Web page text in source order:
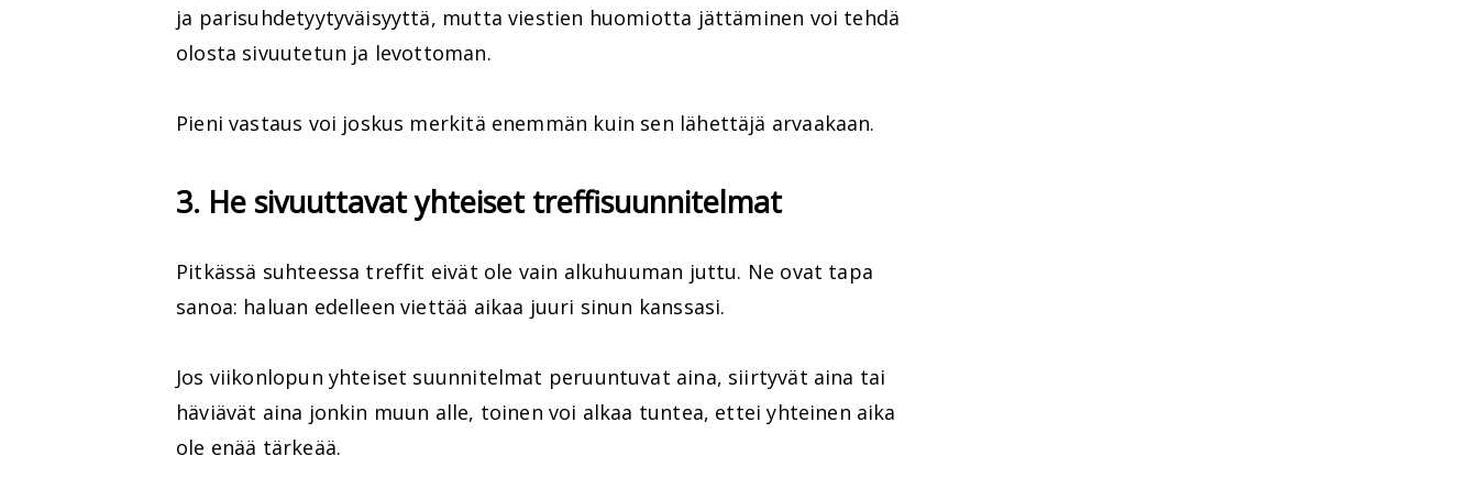
ja parisuhdetyytyväisyyttä, mutta viestien huomiotta jättäminen voi tehdä
olosta sivuutetun ja levottoman.
Pieni vastaus voi joskus merkitä enemmän kuin sen lähettäjä arvaakaan.
3. He sivuuttavat yhteiset treffisuunnitelmat
Pitkässä suhteessa treffit eivät ole vain alkuhuuman juttu. Ne ovat tapa
sanoa: haluan edelleen viettää aikaa juuri sinun kanssasi.
Jos viikonlopun yhteiset suunnitelmat peruuntuvat aina, siirtyvät aina tai
häviävät aina jonkin muun alle, toinen voi alkaa tuntea, ettei yhteinen aika
ole enää tärkeää.